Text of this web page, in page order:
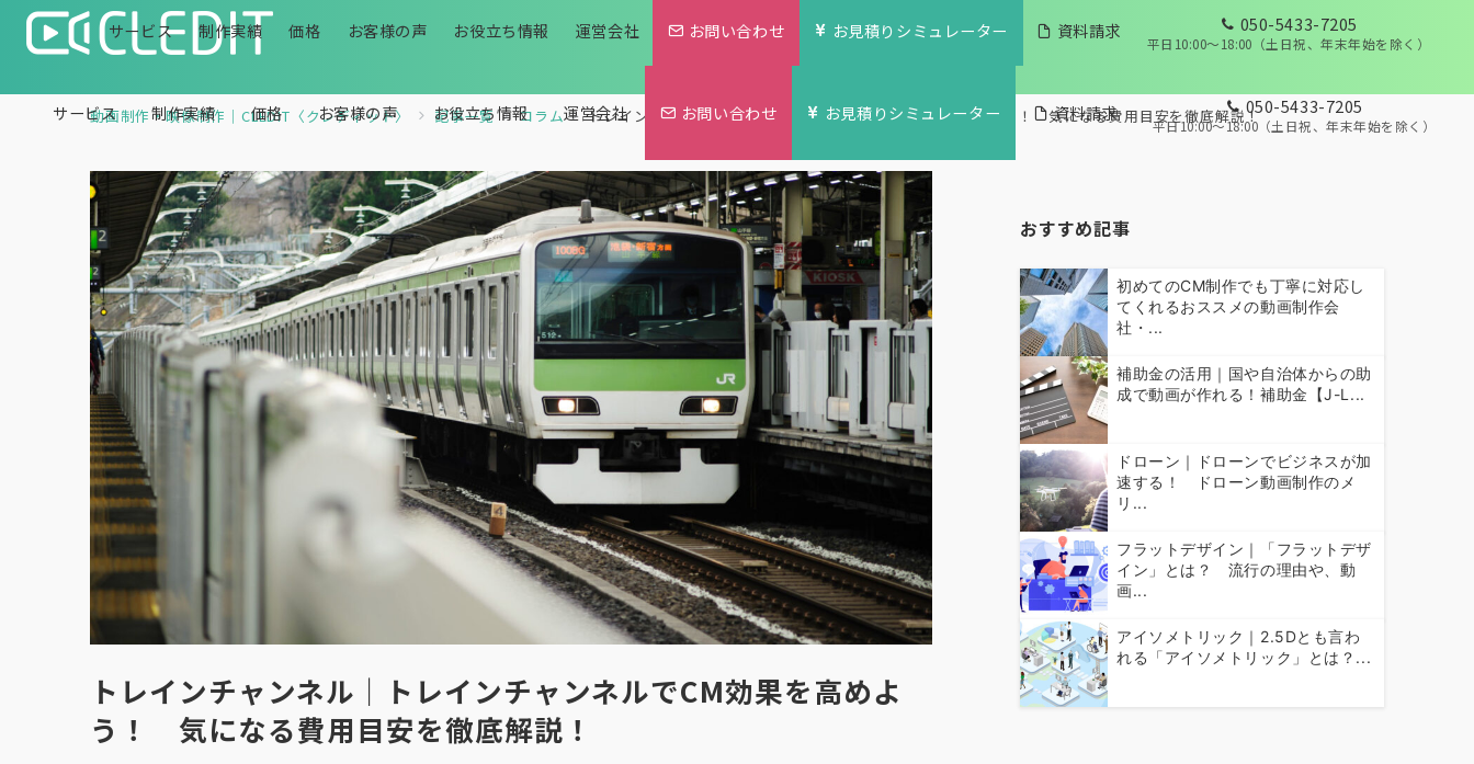
サービス 制作実績 価格 お客様の声 お役立ち情報 運営会社 お問い合わせ お見積りシミュレーター 資料請求 050-5433-7205
平日10:00～18:00（土日祝、年末年始を除く）
サービス 制作実績 価格 お客様の声 お役立ち情報 運営会社 お問い合わせ お見積りシミュレーター 資料請求 050-5433-7205
平日10:00～18:00（土日祝、年末年始を除く）
動画制作・映像制作｜CLEDIT〈クレディット〉 記事一覧 コラム トレインチャンネル｜トレインチャンネルでCM効果を高めよう！ 気になる費用目安を徹底解説！
トレインチャンネル｜トレインチャンネルでCM効果を高めよ
う！ 気になる費用目安を徹底解説！
おすすめ記事
初めてのCM制作でも丁寧に対応し
てくれるおススメの動画制作会
社・...
補助金の活用｜国や自治体からの助
成で動画が作れる！補助金【J-L...
ドローン｜ドローンでビジネスが加
速する！ ドローン動画制作のメ
リ...
フラットデザイン｜「フラットデザ
イン」とは？ 流行の理由や、動
画...
アイソメトリック｜2.5Dとも言わ
れる「アイソメトリック」とは？...